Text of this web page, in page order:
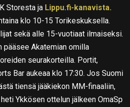
Storesta ja Lippu.fi-kanavista.
klo 10-15 Torikeskuksella.
sekä alle 15-vuotiaat ilmaiseksi.
pääsee Akatemian omilla
seurakorteilla. Portit,
Bar aukeaa klo 17:30. Jos Suomi
tiensä jääkiekon MM-finaaliin,
Ykkösen ottelun jälkeen OmaSp